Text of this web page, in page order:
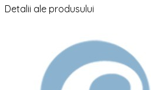
Detalii ale produsului